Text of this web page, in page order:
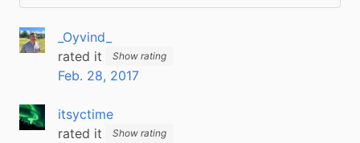
_Oyvind_
rated it
Show rating
Feb. 28, 2017
itsyctime
rated it
Show rating